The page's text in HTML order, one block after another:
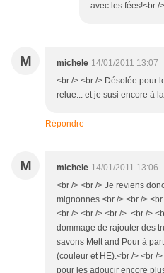
avec les fées!<br /
M michele 14/01/2011 13:07
<br /> <br /> Désolée pour
relue... et je susi encore à
Répondre
M michele 14/01/2011 13:06
<br /> <br /> Je reviens
mignonnes.<br /> <br />
<br /> <br /> <br /> <br />
dommage de rajouter des
savons Melt and Pour à
(couleur et HE).<br /> <br /
pour les adoucir encore